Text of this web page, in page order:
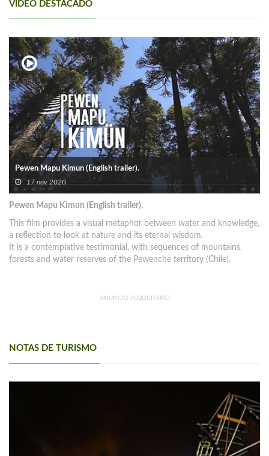
VIDEO DESTACADO
Pewen Mapu Kimun (English trailer).
17 nov 2020
Pewen Mapu Kimun (English trailer).
This film provides a visual metaphor between water and knowledge,
a reflection to look at nature and its eternal wisdom.
It is a contemplative testimonial, with sequences of mountains,
forests and water reserves of the Pewenche territory (Chile).
ANUNCIO PUBLICITARIO
NOTAS DE TURISMO